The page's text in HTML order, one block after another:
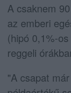
A csaknem
az emberi
(hipó 0,1%-
reggeli
"A csapat